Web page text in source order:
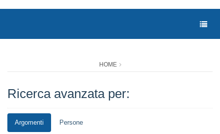
HOME
Ricerca avanzata per:
Argomenti Persone